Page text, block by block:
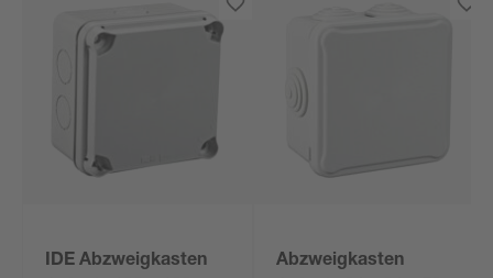
IDE Abzweigkasten
Abzweigkasten